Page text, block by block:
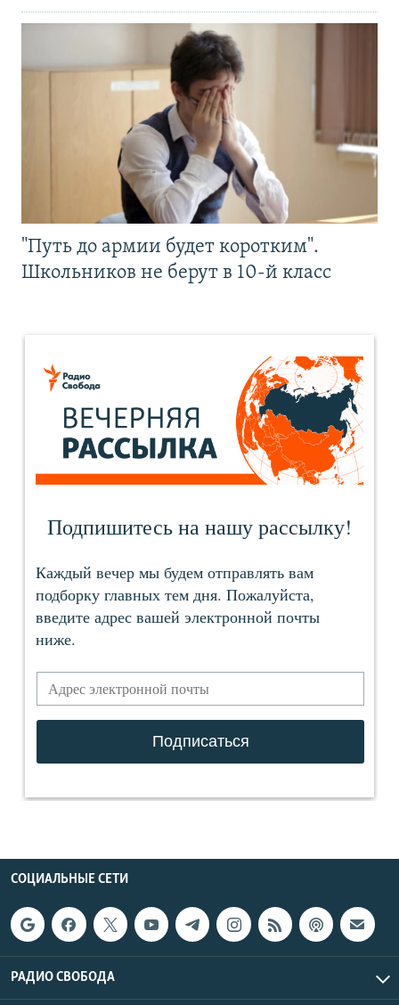
"Путь до армии будет коротким".
Школьников не берут в 10-й класс
СОЦИАЛЬНЫЕ СЕТИ
РАДИО СВОБОДА